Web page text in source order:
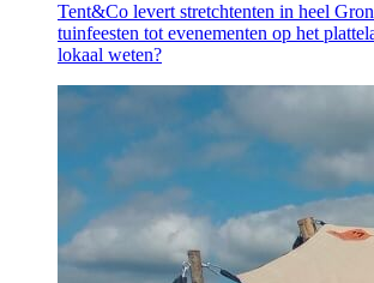
Tent&Co levert stretchtenten in heel
tuinfeesten tot evenementen op het
lokaal weten?